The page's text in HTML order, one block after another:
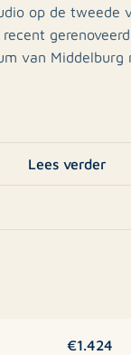
op de tweede
van Middelburg
bij de gemeente
Lees verder
€1.424